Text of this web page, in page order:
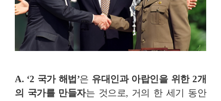
A. ‘2 국가 해법’은 유대인과 아랍인을 위한 2개
의 국가를 만들자는 것으로, 거의 한 세기 동안